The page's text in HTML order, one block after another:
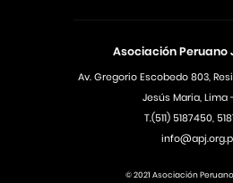
Asociación Peruano
Av. Gregorio Escobedo 803,
Jesús Maria, Lima
T.(511) 5187450,
© 2021 Asociación